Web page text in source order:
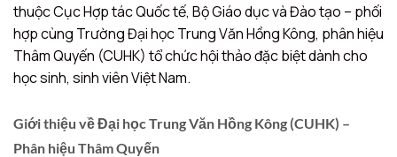
thuộc Cục Hợp tác Quốc tế, Bộ Giáo dục và Đào tạo – phối
hợp cùng Trường Đại học Trung Văn Hồng Kông, phân hiệu
Thâm Quyến (CUHK) tổ chức hội thảo đặc biệt dành cho
học sinh, sinh viên Việt Nam.
Giới thiệu về Đại học Trung Văn Hồng Kông (CUHK) –
Phân hiệu Thâm Quyến